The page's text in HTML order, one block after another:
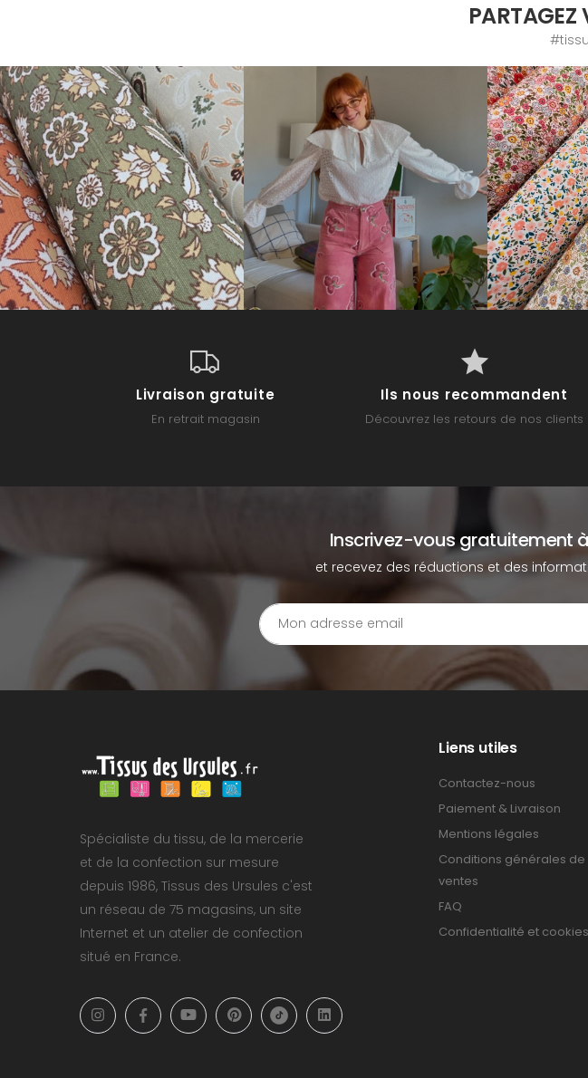
PARTAGEZ
Livraison gratuite
En retrait magasin
Ils nous recommandent
Découvrez les retours de nos clients
Inscrivez-vous gratuitement
et recevez des réductions et des
Spécialiste du tissu, de la mercerie
et de la confection sur mesure
depuis 1986, Tissus des Ursules c'est
un réseau de 75 magasins, un site
Internet et un atelier de confection
situé en France.
Liens utiles
Contactez-nous
Paiement & Livraison
Mentions légales
Conditions générales de
ventes
FAQ
Confidentialité et cookies